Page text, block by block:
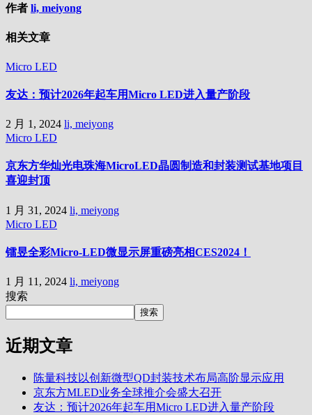
作者 li, meiyong
相关文章
Micro LED
友达：预计2026年起车用Micro LED进入量产阶段
2 月 1, 2024 li, meiyong
Micro LED
京东方华灿光电珠海MicroLED晶圆制造和封装测试基地项目
喜迎封顶
1 月 31, 2024 li, meiyong
Micro LED
镭昱全彩Micro-LED微显示屏重磅亮相CES2024！
1 月 11, 2024 li, meiyong
搜索
搜索
近期文章
陈量科技以创新微型QD封装技术布局高阶显示应用
京东方MLED业务全球推介会盛大召开
友达：预计2026年起车用Micro LED进入量产阶段